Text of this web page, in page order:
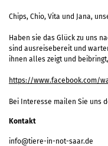
Chips, Chio, Vita und Jana,
Haben sie das Glück zu uns
sind ausreisebereit und
ihnen alles zeigt und
https://www.facebook.com/
Bei Interesse mailen Sie uns
Kontakt
info@tiere-in-not-saar.de